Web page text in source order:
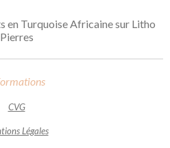
en Turquoise Africaine sur Litho
Pierres
CVG
Légales